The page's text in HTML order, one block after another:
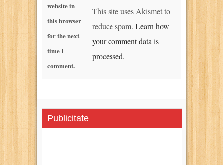
website in
this browser
for the next
time I
comment.
This site uses Akismet to
reduce spam. Learn how
your comment data is
processed.
Publicitate